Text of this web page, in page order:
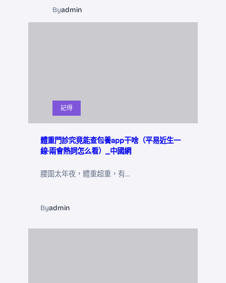
Byadmin
記得
體重門診究竟能查包養app干啥（平易近生一
線·兩會熱詞怎么看）_中國網
腰圍太年夜，體重超重，有…
Byadmin